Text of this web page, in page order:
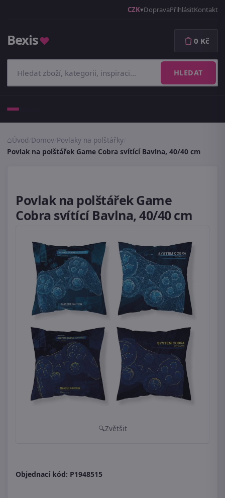
CZK DopravaPřihlásitKontakt
Bexis♥
HLEDAT
0 Kč
Úvod Domov Povlaky na polštářky
Povlak na polštářek Game Cobra svítící Bavlna, 40/40 cm
Povlak na polštářek Game
Cobra svítící Bavlna, 40/40 cm
Zvětšit
Objednací kód: P1948515